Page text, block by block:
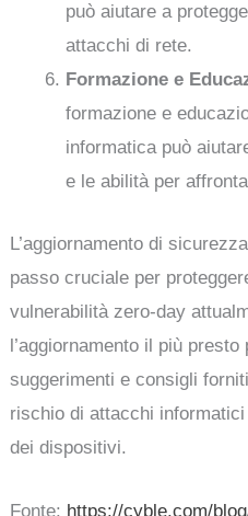
può aiutare a
attacchi di rete.
Formazione e
formazione e
informatica può
e le abilità per
L’aggiornamento di
passo cruciale per
vulnerabilità zero-day
l’aggiornamento il più
suggerimenti e consigli
rischio di attacchi
dei dispositivi.
Fonte: https://cyble.com/